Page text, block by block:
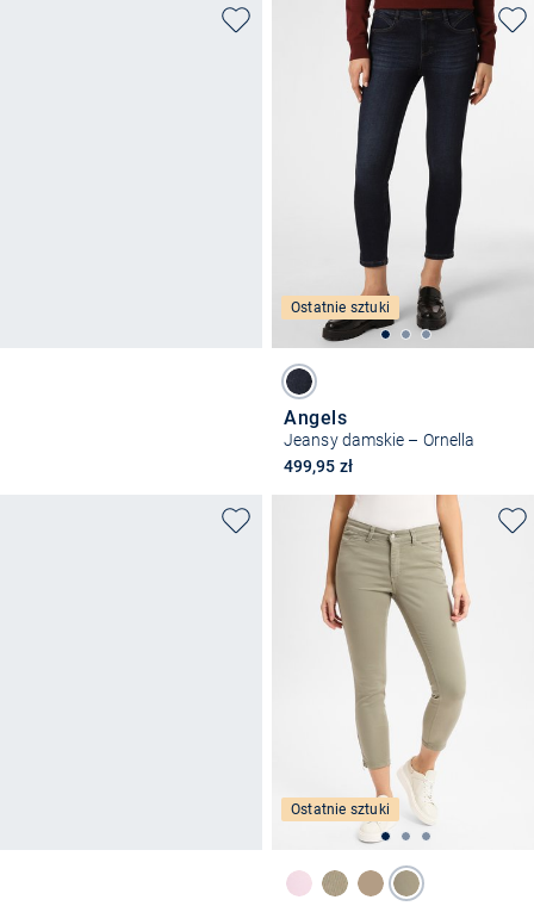
Ostatnie sztuki
Angels
Jeansy damskie – Ornella
499,95 zł
Ostatnie sztuki